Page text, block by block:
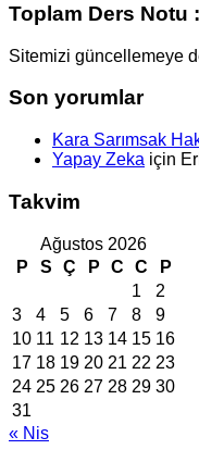
Toplam Ders Notu
Sitemizi güncellemeye
Son yorumlar
Kara Sarımsak
Yapay Zeka için
Takvim
Ağustos 2026
P
S Ç P C C
P
1
2
3
4 5 6 7 8
9
10 11 12 13 14 15 16
17 18 19 20 21 22 23
24 25 26 27 28 29 30
31
« Nis